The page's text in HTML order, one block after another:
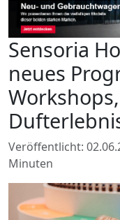
Sensoria
neues
Veröffentlicht:
Minuten